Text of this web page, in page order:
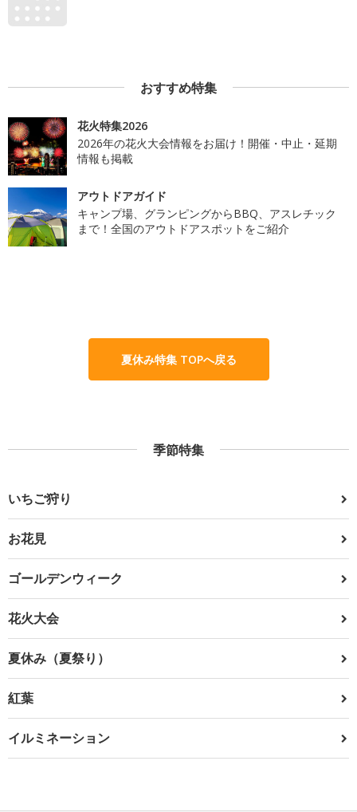
おすすめ特集
花火特集2026
2026年の花火大会情報をお届け！開催・中止・延期
情報も掲載
アウトドアガイド
キャンプ場、グランピングからBBQ、アスレチック
まで！全国のアウトドアスポットをご紹介
夏休み特集 TOPへ戻る
季節特集
いちご狩り
お花見
ゴールデンウィーク
花火大会
夏休み（夏祭り）
紅葉
イルミネーション